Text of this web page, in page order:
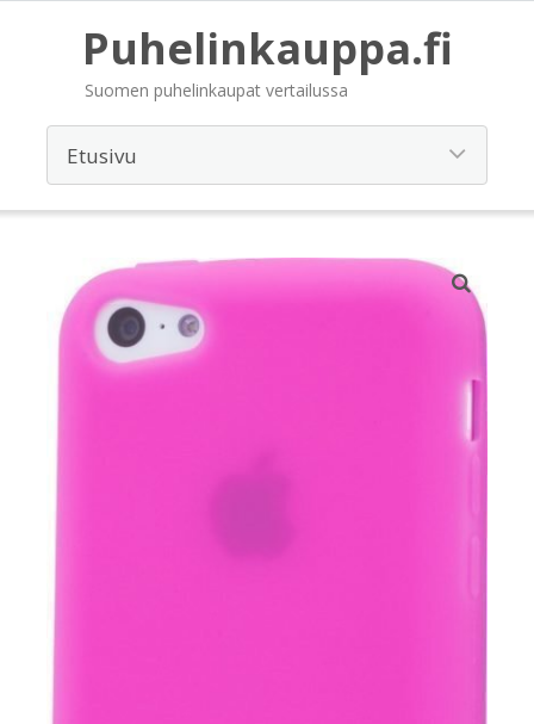
Puhelinkauppa.fi
Suomen puhelinkaupat vertailussa